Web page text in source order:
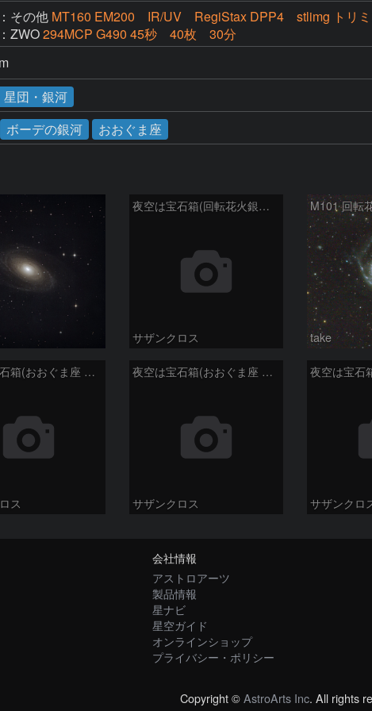
その他 MT160 EM200 IR/UV RegiStax DPP4 stlimg ト
ZWO294MCP G490 45秒 40枚 30分
星団・銀河
ボーデの銀河 おおぐま座
夜空は宝石箱(回転花火銀河 M101) Seestar50
サザンクロス
M101 回転
take
夜空は宝石箱(おおぐま座 M109) Seestar50
ス
夜空は宝石箱(おおぐま座 M108) Seestar50
サザンクロス サザンクロ
会社情報
アストロアーツ
製品情報
星ナビ
星空ガイド
オンラインショップ
プライバシー・ポリシー
Copyright ©AstroArts Inc. All rights